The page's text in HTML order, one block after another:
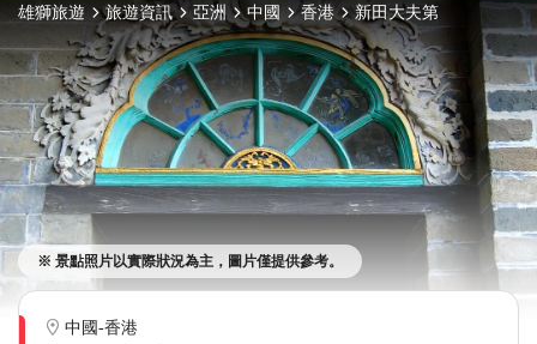
雄獅旅遊 旅遊資訊 亞洲 中國 香港 新田大夫第
※ 景點照片以實際狀況為主，圖片僅提供參考。
中國-香港